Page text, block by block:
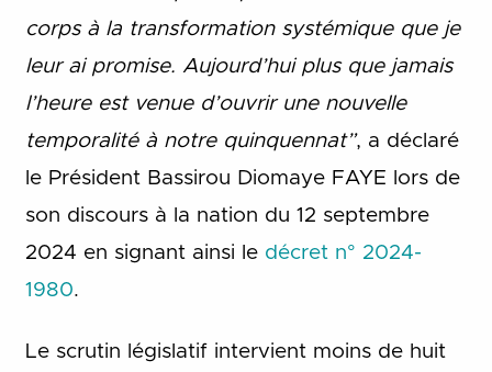
corps à la transformation systémique que je
leur ai promise. Aujourd’hui plus que jamais
l’heure est venue d’ouvrir une nouvelle
temporalité à notre quinquennat”, a déclaré
le Président Bassirou Diomaye FAYE lors de
son discours à la nation du 12 septembre
2024 en signant ainsi le décret n° 2024-
1980.
Le scrutin législatif intervient moins de huit